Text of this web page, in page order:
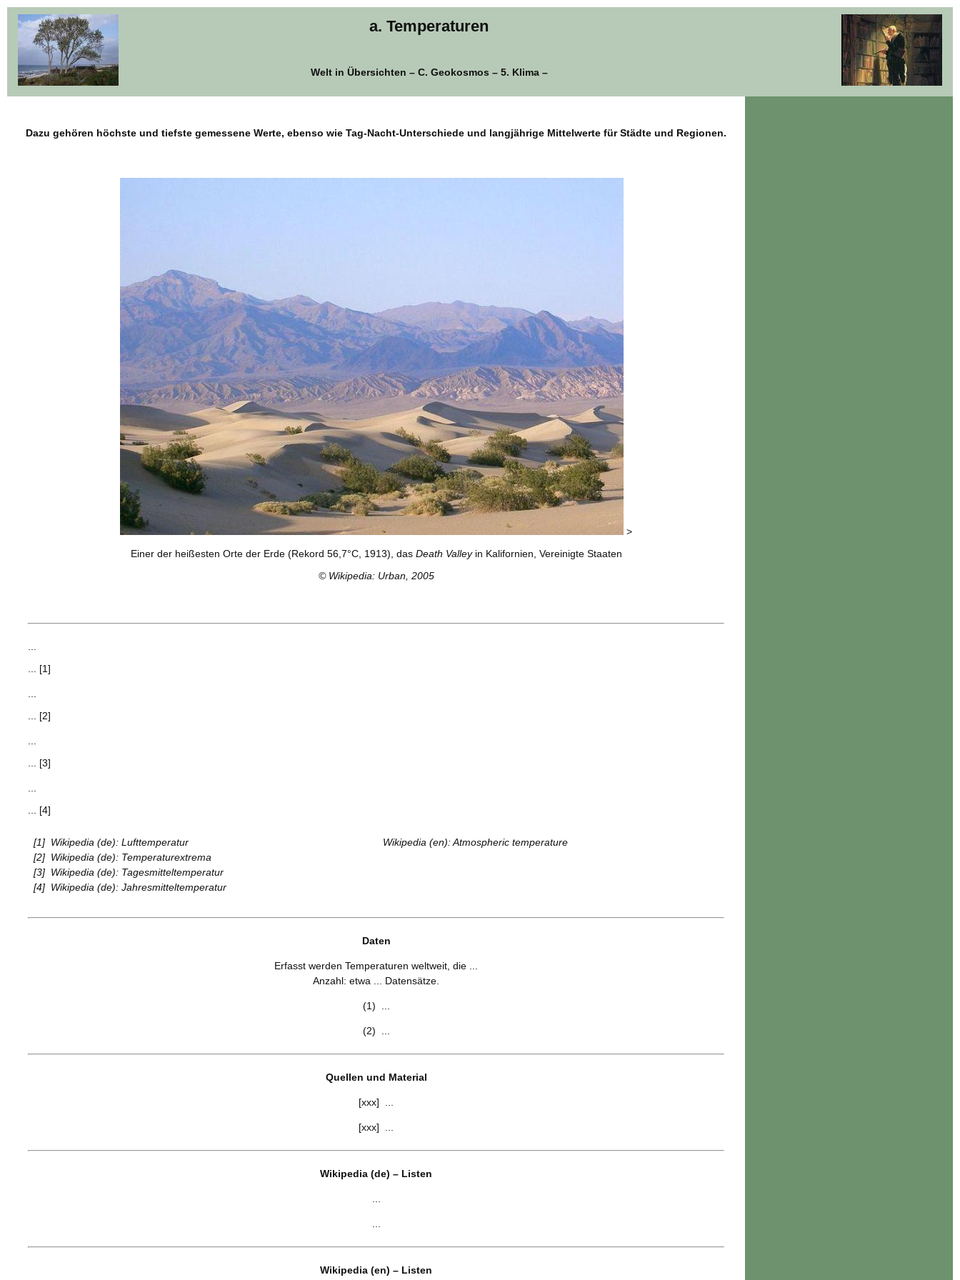
a. Temperaturen
Welt in Übersichten – C. Geokosmos – 5. Klima –
Dazu gehören höchste und tiefste gemessene Werte, ebenso wie Tag-Nacht-Unterschiede und langjährige Mittelwerte für Städte und Regionen.
>
Einer der heißesten Orte der Erde (Rekord 56,7°C, 1913), das Death Valleyin Kalifornien, Vereinigte Staaten
© Wikipedia: Urban, 2005
... [1]
... [2]
... [3]
... [4]
[1] Wikipedia (de): Lufttemperatur
[2] Wikipedia (de): Temperaturextrema
[3] Wikipedia (de): Tagesmitteltemperatur
[4] Wikipedia (de): Jahresmitteltemperatur
Wikipedia (en): Atmospheric temperature
Daten
Erfasst werden Temperaturen weltweit, die ...
Anzahl: etwa ... Datensätze.
(1) ...
(2) ...
Quellen und Material
[xxx] ...
[xxx] ...
Wikipedia (de) – Listen
Wikipedia (en) – Listen